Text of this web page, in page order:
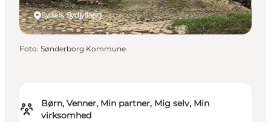
Børn, Venner, Min partner, Mig selv, Min
virksomhed
Sydals, Sydjylland
Foto: Sønderborg Kommune